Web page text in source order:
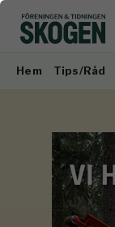
Hem Tips/Råd